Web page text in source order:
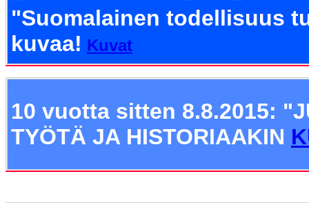
"Suomalainen todellisuus
kuvaa! Kuvat
10 vuotta sitten 8.8.2015: "
TYÖTÄ JA HISTORIAAKIN